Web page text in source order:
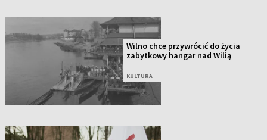
Wilno chce przywrócić do życia
zabytkowy hangar nad Wilią
KULTURA